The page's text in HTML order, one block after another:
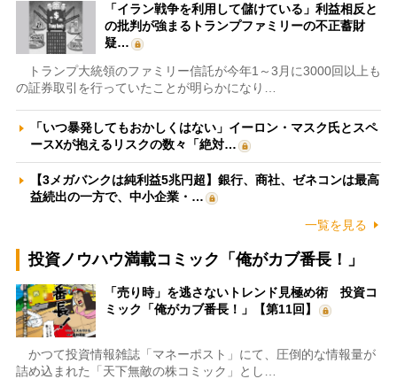
「イラン戦争を利用して儲けている」利益相反と
の批判が強まるトランプファミリーの不正蓄財
疑…
トランプ大統領のファミリー信託が今年1～3月に3000回以上も
の証券取引を行っていたことが明らかになり…
「いつ暴発してもおかしくはない」イーロン・マスク氏とスペ
ースXが抱えるリスクの数々「絶対…
【3メガバンクは純利益5兆円超】銀行、商社、ゼネコンは最高
益続出の一方で、中小企業・…
一覧を見る
投資ノウハウ満載コミック「俺がカブ番長！」
「売り時」を逃さないトレンド見極め術 投資コ
ミック「俺がカブ番長！」【第11回】
かつて投資情報雑誌「マネーポスト」にて、圧倒的な情報量が
詰め込まれた「天下無敵の株コミック」とし…